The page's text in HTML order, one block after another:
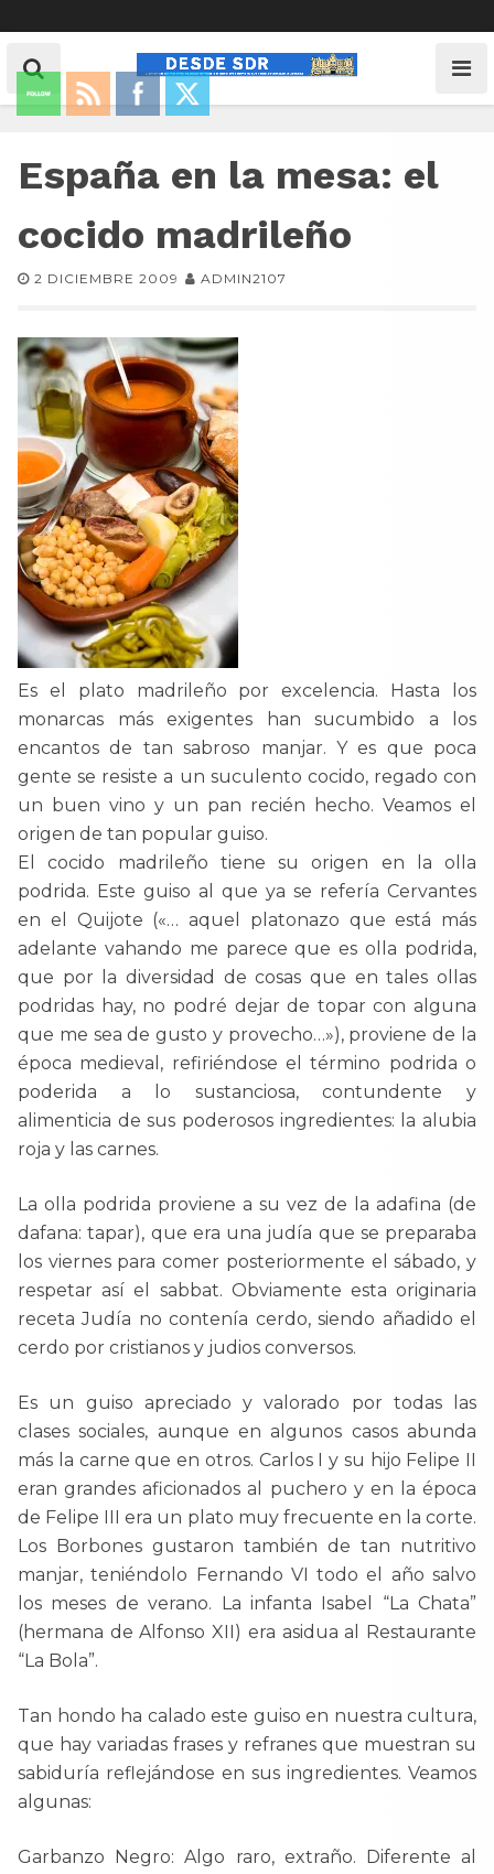
España en la mesa: el
cocido madrileño
2 DICIEMBRE 2009 ADMIN2107
Es el plato madrileño por excelencia. Hasta los
monarcas más exigentes han sucumbido a los
encantos de tan sabroso manjar. Y es que poca
gente se resiste a un suculento cocido, regado con
un buen vino y un pan recién hecho. Veamos el
origen de tan popular guiso.
El cocido madrileño tiene su origen en la olla
podrida. Este guiso al que ya se refería Cervantes
en el Quijote («… aquel platonazo que está más
adelante vahando me parece que es olla podrida,
que por la diversidad de cosas que en tales ollas
podridas hay, no podré dejar de topar con alguna
que me sea de gusto y provecho…»), proviene de la
época medieval, refiriéndose el término podrida o
poderida a lo sustanciosa, contundente y
alimenticia de sus poderosos ingredientes: la alubia
roja y las carnes.
La olla podrida proviene a su vez de la adafina (de
dafana: tapar), que era una judía que se preparaba
los viernes para comer posteriormente el sábado, y
respetar así el sabbat. Obviamente esta originaria
receta Judía no contenía cerdo, siendo añadido el
cerdo por cristianos y judios conversos.
Es un guiso apreciado y valorado por todas las
clases sociales, aunque en algunos casos abunda
más la carne que en otros. Carlos I y su hijo Felipe II
eran grandes aficionados al puchero y en la época
de Felipe III era un plato muy frecuente en la corte.
Los Borbones gustaron también de tan nutritivo
manjar, teniéndolo Fernando VI todo el año salvo
los meses de verano. La infanta Isabel “La Chata”
(hermana de Alfonso XII) era asidua al Restaurante
“La Bola”.
Tan hondo ha calado este guiso en nuestra cultura,
que hay variadas frases y refranes que muestran su
sabiduría reflejándose en sus ingredientes. Veamos
algunas:
Garbanzo Negro: Algo raro, extraño. Diferente al